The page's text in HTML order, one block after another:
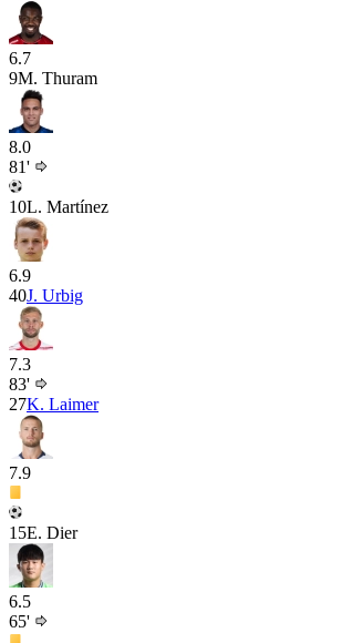
6.7
9M. Thuram
8.0
81'
10L. Martínez
6.9
40J. Urbig
7.3
83'
27K. Laimer
7.9
15E. Dier
6.5
65'